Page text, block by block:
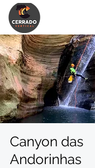
Canyon das
Andorinhas